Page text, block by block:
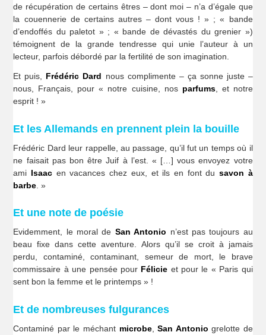
de récupération de certains êtres – dont moi – n’a d’égale que
la couennerie de certains autres – dont vous ! » ; « bande
d’endoffés du paletot » ; « bande de dévastés du grenier »)
témoignent de la grande tendresse qui unie l’auteur à un
lecteur, parfois débordé par la fertilité de son imagination.
Et puis, Frédéric Dard nous complimente – ça sonne juste –
nous, Français, pour « notre cuisine, nos parfums, et notre
esprit ! »
Et les Allemands en prennent plein la bouille
Frédéric Dard leur rappelle, au passage, qu’il fut un temps où il
ne faisait pas bon être Juif à l’est. « […] vous envoyez votre
ami Isaac en vacances chez eux, et ils en font du savon à
barbe . »
Et une note de poésie
Evidemment, le moral de San Antonio n’est pas toujours au
beau fixe dans cette aventure. Alors qu’il se croit à jamais
perdu, contaminé, contaminant, semeur de mort, le brave
commissaire à une pensée pour Félicie et pour le « Paris qui
sent bon la femme et le printemps » !
Et de nombreuses fulgurances
Contaminé par le méchant microbe,San Antonio grelotte de